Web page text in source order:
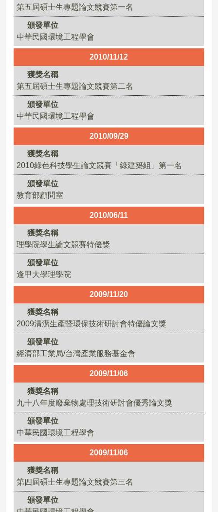
第五屆碩士生專題論文競賽第一名
頒發單位
中華民國環境工程學會
2010/11/12
獲獎名稱
第五屆碩士生專題論文競賽第二名
頒發單位
中華民國環境工程學會
2010/09/29
獲獎名稱
2010綠色科技學生論文競賽「綠建築組」第一名
頒發單位
教育部顧問室
2010/06/11
獲獎名稱
理學院學生論文競賽特優獎
頒發單位
逢甲大學理學院
2009/11/20
獲獎名稱
2009清潔生產暨環保技術研討會特優論文獎
頒發單位
經濟部工業局/台灣產業服務基金會
2009/11/06
獲獎名稱
九十八年度廢棄物處理技術研討會優秀論文獎
頒發單位
中華民國環境工程學會
2009/11/06
獲獎名稱
第四屆碩士生專題論文競賽第三名
頒發單位